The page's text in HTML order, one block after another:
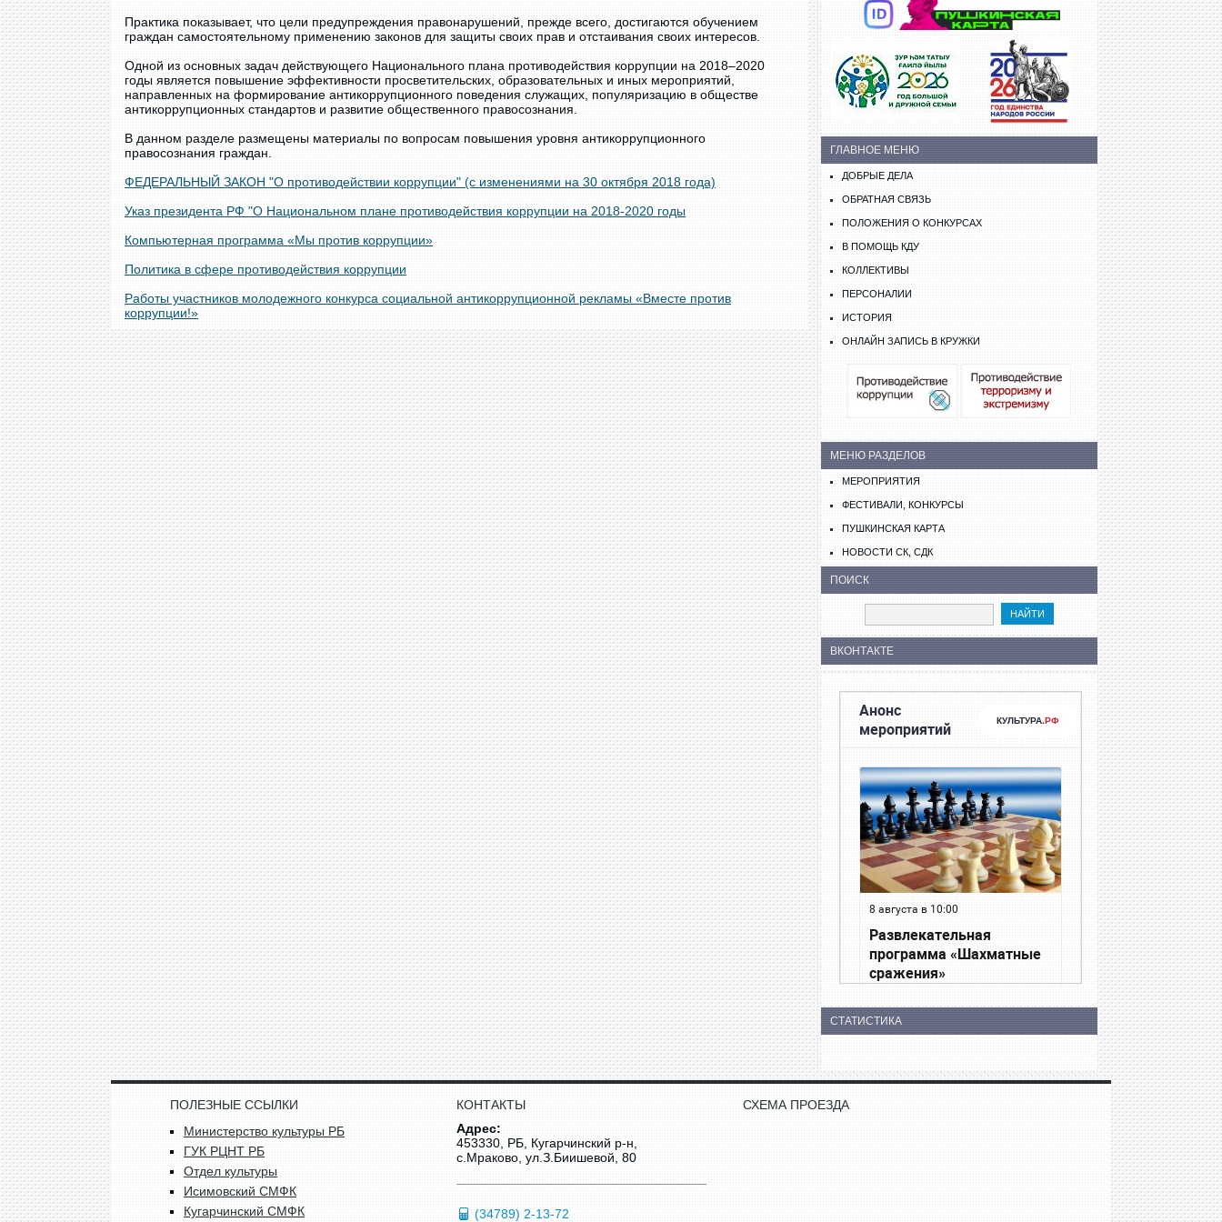
Практика показывает, что цели предупреждения правонарушений, прежде всего, достигаются обучением
граждан самостоятельному применению законов для защиты своих прав и отстаивания своих интересов.
Одной из основных задач действующего Национального плана противодействия коррупции на 2018–2020
годы является повышение эффективности просветительских, образовательных и иных мероприятий,
направленных на формирование антикоррупционного поведения служащих, популяризацию в обществе
антикоррупционных стандартов и развитие общественного правосознания.
В данном разделе размещены материалы по вопросам повышения уровня антикоррупционного
правосознания граждан.
ФЕДЕРАЛЬНЫЙ ЗАКОН "О противодействии коррупции" (с изменениями на 30 октября 2018 года)
Указ президента РФ "О Национальном плане противодействия коррупции на 2018-2020 годы
Компьютерная программа «Мы против коррупции»
Политика в сфере противодействия коррупции
Работы участников молодежного конкурса социальной антикоррупционной рекламы «Вместе против
коррупции!»
ГЛАВНОЕ МЕНЮ
ДОБРЫЕ ДЕЛА
ОБРАТНАЯ СВЯЗЬ
ПОЛОЖЕНИЯ О КОНКУРСАХ
В ПОМОЩЬ КДУ
КОЛЛЕКТИВЫ
ПЕРСОНАЛИИ
ИСТОРИЯ
ОНЛАЙН ЗАПИСЬ В КРУЖКИ
МЕНЮ РАЗДЕЛОВ
МЕРОПРИЯТИЯ
ФЕСТИВАЛИ, КОНКУРСЫ
ПУШКИНСКАЯ КАРТА
НОВОСТИ СК, СДК
ПОИСК
ВКОНТАКТЕ
СТАТИСТИКА
ПОЛЕЗНЫЕ ССЫЛКИ
Министерство культуры РБ
ГУК РЦНТ РБ
Отдел культуры
Исимовский СМФК
Кугарчинский СМФК
КОНТАКТЫ
Адрес:
453330, РБ, Кугарчинский р-н,
с.Мраково, ул.З.Биишевой, 80
(34789) 2-13-72
СХЕМА ПРОЕЗДА